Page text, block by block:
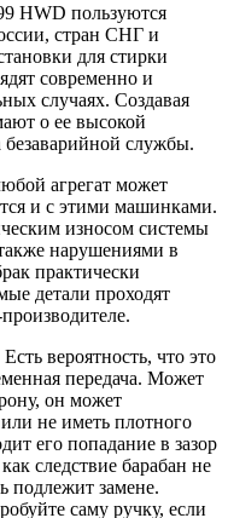
HWD пользуются
стран СНГ и
для стирки
современно и
случаях. Создавая
о ее высокой
службы.
агрегат может
и с этими машинками.
износом системы
нарушениями в
практически
детали проходят
вероятность, что это
передача. Может
он может
не иметь плотного
его попадание в зазор
следствие барабан не
подлежит замене.
саму ручку, если